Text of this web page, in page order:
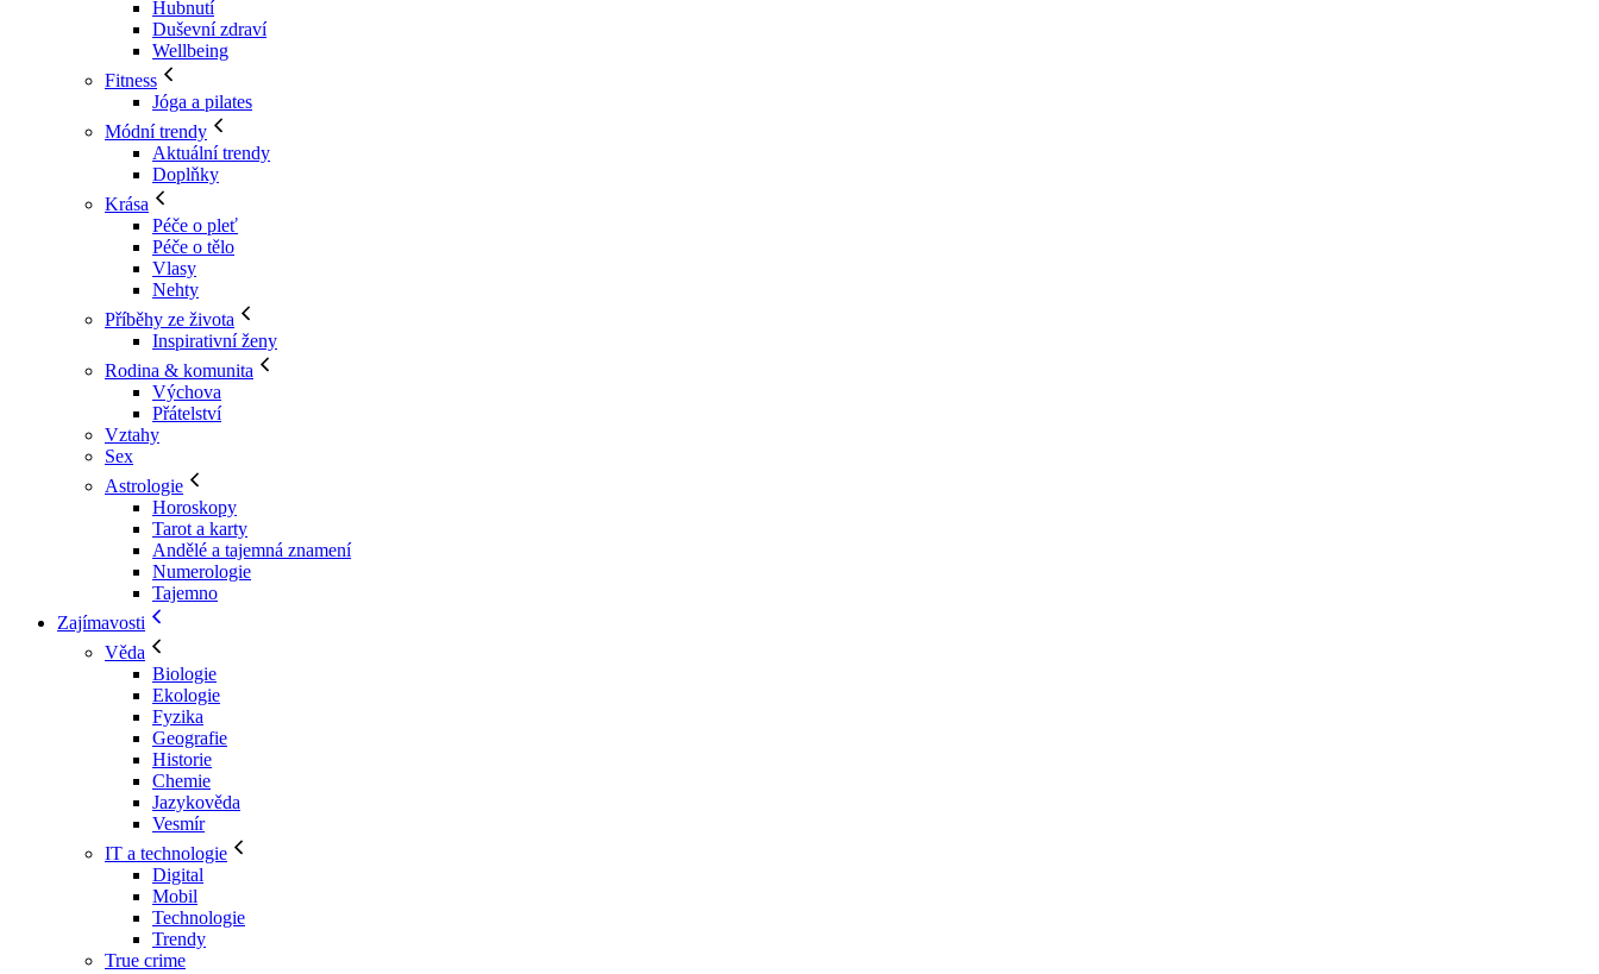
Hubnutí
Duševní zdraví
Wellbeing
Fitness
Jóga a pilates
Módní trendy
Aktuální trendy
Doplňky
Krása
Péče o pleť
Péče o tělo
Vlasy
Nehty
Příběhy ze života
Inspirativní ženy
Rodina & komunita
Výchova
Přátelství
Vztahy
Sex
Astrologie
Horoskopy
Tarot a karty
Andělé a tajemná znamení
Numerologie
Tajemno
Zajímavosti
Věda
Biologie
Ekologie
Fyzika
Geografie
Historie
Chemie
Jazykověda
Vesmír
IT a technologie
Digital
Mobil
Technologie
Trendy
True crime